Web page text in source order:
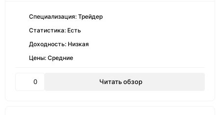
Специализация: Трейдер
Статистика: Есть
Доходность: Низкая
Цены: Средние
0 Читать обзор